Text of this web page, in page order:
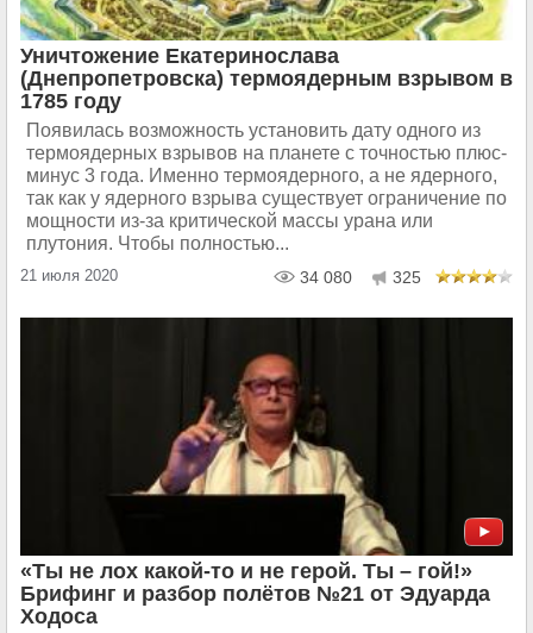
Уничтожение Екатеринослава
(Днепропетровска) термоядерным взрывом в
1785 году
Появилась возможность установить дату одного из
термоядерных взрывов на планете с точностью плюс-
минус 3 года. Именно термоядерного, а не ядерного,
так как у ядерного взрыва существует ограничение по
мощности из-за критической массы урана или
плутония. Чтобы полностью...
21 июля 2020 34 080 325
«Ты не лох какой-то и не герой. Ты – гой!»
Брифинг и разбор полётов №21 от Эдуарда
Ходоса